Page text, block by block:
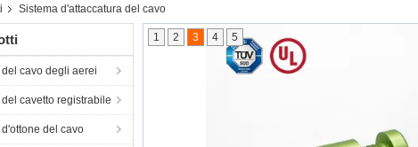
Sistema d'attaccatura del cavo
cavo degli aerei
cavetto registrabile
del cavo
1 2 3 4 5